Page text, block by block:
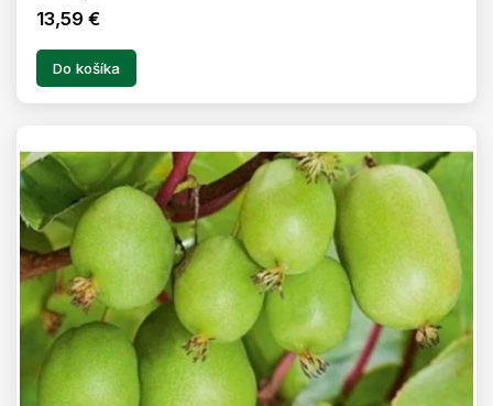
13,59 €
Do košíka